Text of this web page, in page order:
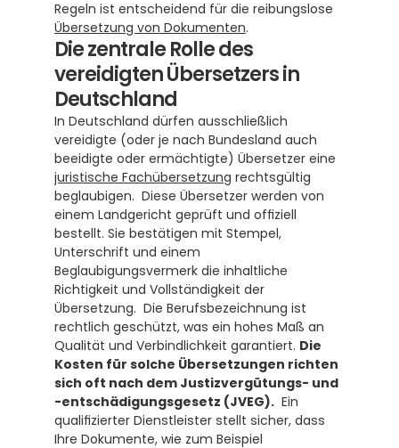
Übersetzung von Dokumenten.
Die zentrale Rolle des
vereidigten Übersetzers in
Deutschland
In Deutschland dürfen ausschließlich
vereidigte (oder je nach Bundesland auch
juristische Fachübersetzung rechtsgültig
beglaubigen.  Diese Übersetzer werden von
einem Landgericht geprüft und offiziell
bestellt. Sie bestätigen mit Stempel,
Unterschrift und einem
Beglaubigungsvermerk die inhaltliche
Richtigkeit und Vollständigkeit der
Übersetzung.  Die Berufsbezeichnung ist
rechtlich geschützt, was ein hohes Maß an
Qualität und Verbindlichkeit garantiert. Die
Kosten für solche Übersetzungen richten
sich oft nach dem Justizvergütungs- und
-entschädigungsgesetz (JVEG).
  Ein
qualifizierter Dienstleister stellt sicher, dass